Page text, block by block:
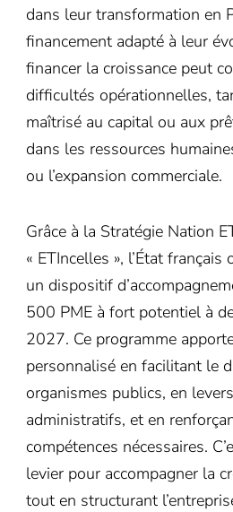
dans leur transformation en
financement adapté à leur
financer la croissance peut
difficultés opérationnelles,
maîtrisé au capital ou aux
dans les ressources
ou l’expansion commerciale.
Grâce à la Stratégie Nation
« ETIncelles », l’État
un dispositif
500 PME à fort potentiel à
2027. Ce programme
personnalisé en facilitant le
organismes publics, en
administratifs, et en
compétences nécessaires.
levier pour accompagner la
tout en structurant